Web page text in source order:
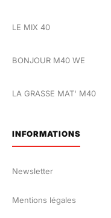
LE MIX 40
BONJOUR M40 WE
LA GRASSE MAT' M40
INFORMATIONS
Newsletter
Mentions légales